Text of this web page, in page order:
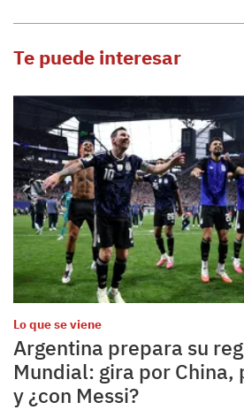
Te puede interesar
Lo que se viene
Argentina prepara su
Mundial: gira por China,
y ¿con Messi?